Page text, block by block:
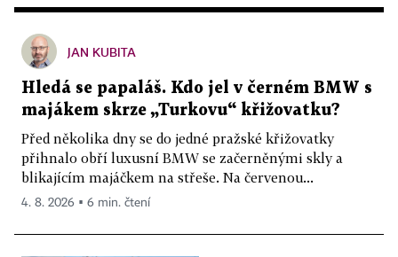
JAN KUBITA
Hledá se papaláš. Kdo jel v černém BMW s
majákem skrze „Turkovu“ křižovatku?
Před několika dny se do jedné pražské křižovatky
přihnalo obří luxusní BMW se začerněnými skly a
blikajícím majáčkem na střeše. Na červenou...
4. 8. 2026 ▪ 6 min. čtení